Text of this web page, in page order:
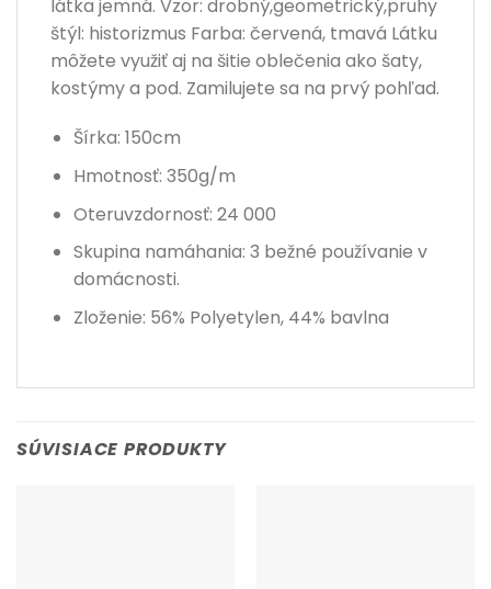
látka jemná. Vzor: drobný,geometrický,pruhy
štýl: historizmus Farba: červená, tmavá Látku
môžete využiť aj na šitie oblečenia ako šaty,
kostýmy a pod. Zamilujete sa na prvý pohľad.
Šírka: 150cm
Hmotnosť: 350g/m
Oteruvzdornosť: 24 000
Skupina namáhania: 3 bežné používanie v
domácnosti.
Zloženie: 56% Polyetylen, 44% bavlna
SÚVISIACE PRODUKTY